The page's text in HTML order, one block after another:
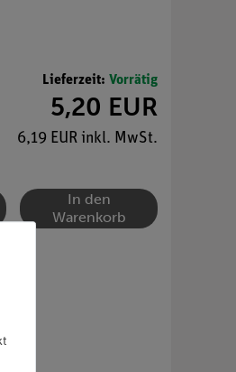
Lieferzeit: Vorrätig
5,20 EUR
6,19 EUR inkl. MwSt.
In den
Warenkorb